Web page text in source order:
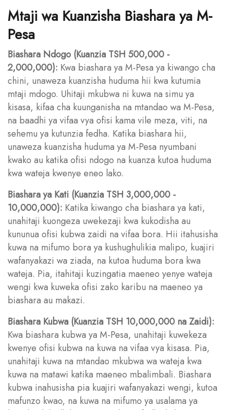
Mtaji wa Kuanzisha Biashara ya M-
Pesa
Biashara Ndogo (Kuanzia TSH 500,000 -
2,000,000): Kwa biashara ya M-Pesa ya kiwango cha
chini, unaweza kuanzisha huduma hii kwa kutumia
mtaji mdogo. Uhitaji mkubwa ni kuwa na simu ya
kisasa, kifaa cha kuunganisha na mtandao wa M-Pesa,
na baadhi ya vifaa vya ofisi kama vile meza, viti, na
sehemu ya kutunzia fedha. Katika biashara hii,
unaweza kuanzisha huduma ya M-Pesa nyumbani
kwako au katika ofisi ndogo na kuanza kutoa huduma
kwa wateja kwenye eneo lako.
Biashara ya Kati (Kuanzia TSH 3,000,000 -
10,000,000): Katika kiwango cha biashara ya kati,
unahitaji kuongeza uwekezaji kwa kukodisha au
kununua ofisi kubwa zaidi na vifaa bora. Hii itahusisha
kuwa na mifumo bora ya kushughulikia malipo, kuajiri
wafanyakazi wa ziada, na kutoa huduma bora kwa
wateja. Pia, itahitaji kuzingatia maeneo yenye wateja
wengi kwa kuweka ofisi zako karibu na maeneo ya
biashara au makazi.
Biashara Kubwa (Kuanzia TSH 10,000,000 na Zaidi):
Kwa biashara kubwa ya M-Pesa, unahitaji kuwekeza
kwenye ofisi kubwa na kuwa na vifaa vya kisasa. Pia,
unahitaji kuwa na mtandao mkubwa wa wateja kwa
kuwa na matawi katika maeneo mbalimbali. Biashara
kubwa inahusisha pia kuajiri wafanyakazi wengi, kutoa
mafunzo kwao, na kuwa na mifumo ya usalama ya